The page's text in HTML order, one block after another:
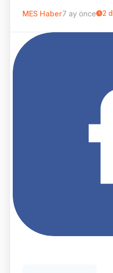
MES Haber7 ay önce 2